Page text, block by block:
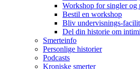
Workshop for singler og
Bestil en workshop
Bliv undervisnings-
Del din historie om
Smerteinfo
Personlige historier
Podcasts
Kroniske smerter